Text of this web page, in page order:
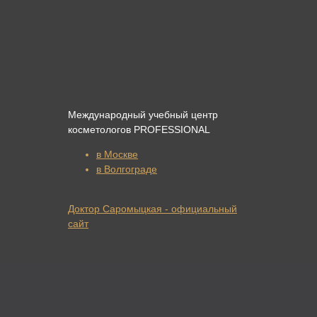
Международный учебный центр
косметологов PROFESSIONAL
в Москве
в Волгограде
Доктор Саромыцкая - официальный
сайт